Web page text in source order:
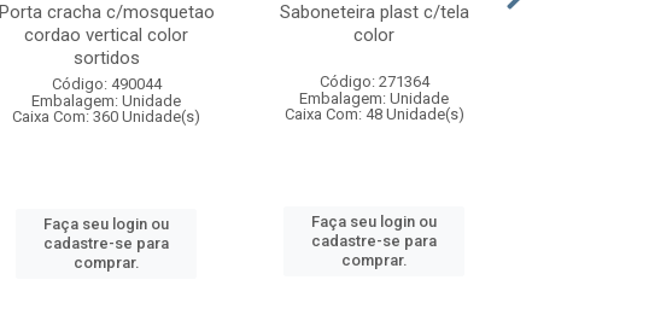
Porta cracha c/mosquetao
cordao vertical color
sortidos
Código: 490044
Embalagem: Unidade
Caixa Com: 360 Unidade(s)
Faça seu login ou
cadastre-se para
comprar.
Saboneteira plast c/tela
color
Código: 271364
Embalagem: Unidade
Caixa Com: 48 Unidade(s)
Faça seu login ou
cadastre-se para
comprar.